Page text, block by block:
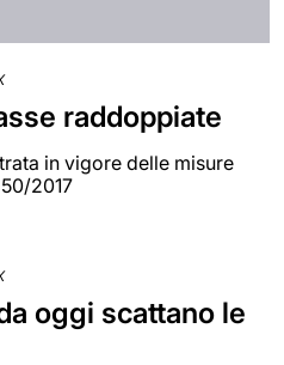
raddoppiate
in vigore delle misure
2017
oggi scattano le